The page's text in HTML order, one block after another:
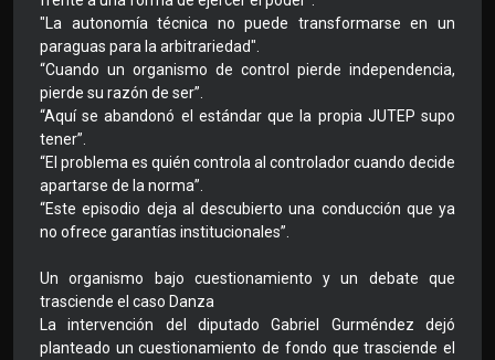
"La autonomía técnica no puede transformarse en un
paraguas para la arbitrariedad".
“Cuando un organismo de control pierde independencia,
pierde su razón de ser”.
“Aquí se abandonó el estándar que la propia JUTEP supo
tener”.
“El problema es quién controla al controlador cuando decide
apartarse de la norma”.
“Este episodio deja al descubierto una conducción que ya
no ofrece garantías institucionales”.
Un organismo bajo cuestionamiento y un debate que
trasciende el caso Danza
La intervención del diputado Gabriel Gurméndez dejó
planteado un cuestionamiento de fondo que trasciende el